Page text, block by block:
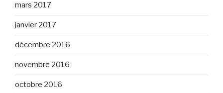
mars 2017
janvier 2017
décembre 2016
novembre 2016
octobre 2016